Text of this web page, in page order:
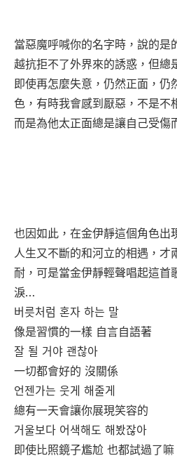
當惡魔呼喊你的名字時，說的是
越抗拒不了外界來的誘惑，但總
即使再怎麼失意，仍然正面，仍
色，有時我會感到厭惡，不是不
而是為他太正面總是讓自己受傷
也因如此，在金伊靜這個角色出
人生又不斷的和河立的相遇，才
耐，可是當金伊靜輕聲唱起這首
淚…
버릇처럼 혼자 하는 말
像是習慣的一樣 自言自語著
잘 될 거야 괜찮아
一切都會好的 沒關係
언젠가는 웃게 해줄게
總有一天會讓你展現笑容的
거울보다 어색해도 해봤잖아
即使比照鏡子尷尬 也都試過了嘛